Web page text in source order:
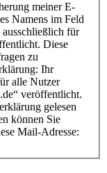
meiner E-
im Feld
für
Diese
zu
Ihr
alle Nutzer
veröffentlicht.
gelesen
können Sie
Mail-Adresse: